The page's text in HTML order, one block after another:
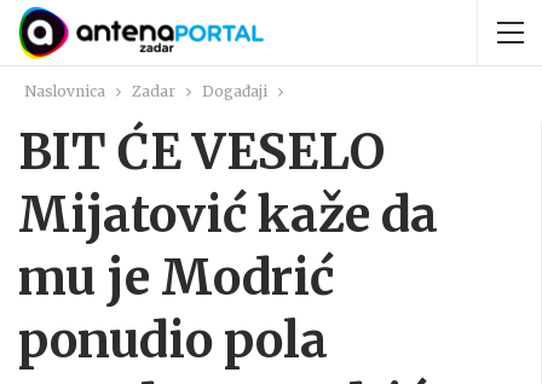
Naslovnica Zadar Događaji
BIT ĆE VESELO
Mijatović kaže da
mu je Modrić
ponudio pola